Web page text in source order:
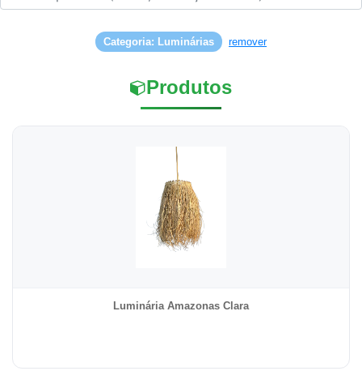
Categoria: Luminárias remover
Produtos
Luminária Amazonas Clara